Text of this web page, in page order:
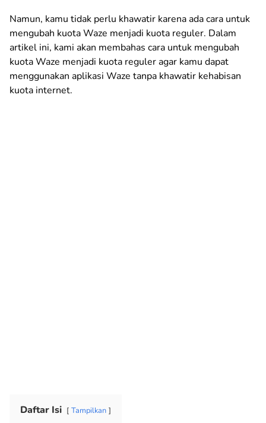
Namun, kamu tidak perlu khawatir karena ada cara untuk
mengubah kuota Waze menjadi kuota reguler. Dalam
artikel ini, kami akan membahas cara untuk mengubah
kuota Waze menjadi kuota reguler agar kamu dapat
menggunakan aplikasi Waze tanpa khawatir kehabisan
kuota internet.
Daftar Isi Tampilkan